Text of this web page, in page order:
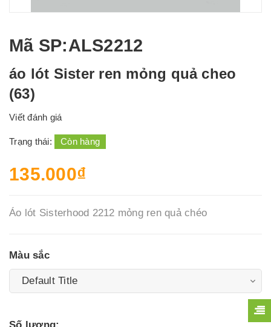
Mã SP:ALS2212
áo lót Sister ren mỏng quả cheo
(63)
Viết đánh giá
Trạng thái: Còn hàng
135.000₫
Áo lót Sisterhood 2212 mỏng ren quả chéo
Màu sắc